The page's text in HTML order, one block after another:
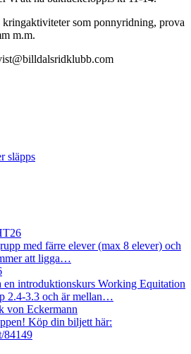
som ponnyridning, prova
m.m.
släpps
med färre elever (max 8 elever) och
att ligga…
en introduktionskurs Working Equitation
2.4-3.3 och är mellan…
von Eckermann
Köp din biljett här:
84149